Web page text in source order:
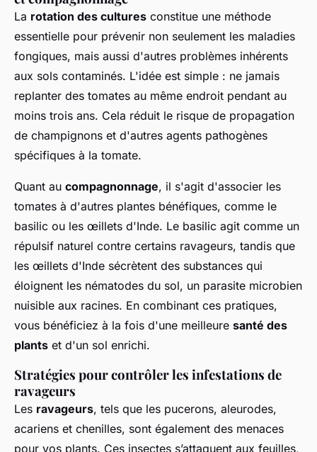
La rotation des cultures constitue une méthode
essentielle pour prévenir non seulement les maladies
fongiques, mais aussi d'autres problèmes inhérents
aux sols contaminés. L'idée est simple : ne jamais
replanter des tomates au même endroit pendant au
moins trois ans. Cela réduit le risque de propagation
de champignons et d'autres agents pathogènes
spécifiques à la tomate.
Quant au compagnonnage, il s'agit d'associer les
tomates à d'autres plantes bénéfiques, comme le
basilic ou les œillets d'Inde. Le basilic agit comme un
répulsif naturel contre certains ravageurs, tandis que
les œillets d'Inde sécrètent des substances qui
éloignent les nématodes du sol, un parasite microbien
nuisible aux racines. En combinant ces pratiques,
vous bénéficiez à la fois d'une meilleure santé des
plants et d'un sol enrichi.
Stratégies pour contrôler les infestations de
ravageurs
Les ravageurs, tels que les pucerons, aleurodes,
acariens et chenilles, sont également des menaces
pour vos plants. Ces insectes s’attaquent aux feuilles,